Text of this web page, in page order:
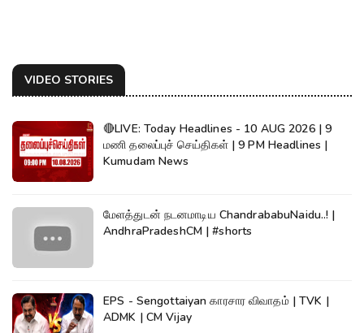
VIDEO STORIES
🔴LIVE: Today Headlines - 10 AUG 2026 | 9
மணி தலைப்புச் செய்திகள் | 9 PM Headlines |
Kumudam News
மேளத்துடன் நடனமாடிய ChandrababuNaidu..! |
AndhraPradeshCM | #shorts
EPS - Sengottaiyan காரசார விவாதம் | TVK |
ADMK | CM Vijay